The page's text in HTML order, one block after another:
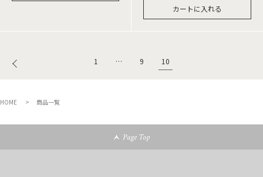
カートに入れる
1 … 9 10
HOME 商品一覧
Page Top